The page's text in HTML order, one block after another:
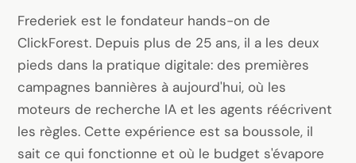
AI content marketing
Chatbot
Logiciel sur mesure
Formation
Création de site web
Frederiek est le fondateur hands-on de
ClickForest. Depuis plus de 25 ans, il a les deux
pieds dans la pratique digitale: des premières
campagnes bannières à aujourd'hui, où les
moteurs de recherche IA et les agents réécrivent
les règles. Cette expérience est sa boussole, il
sait ce qui fonctionne et où le budget s'évapore